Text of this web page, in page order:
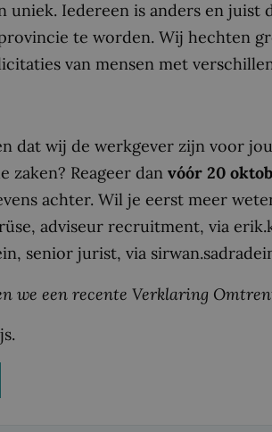
uniek. Iedereen is anders en juist
te worden. Wij hechten
van mensen met
dat wij de werkgever zijn voor
Reageer dan vóór 20
achter. Wil je eerst meer
adviseur recruitment, via
senior jurist, via
we een recente Verklaring